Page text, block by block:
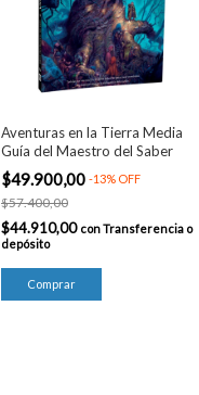
Aventuras en la Tierra Media
Guía del Maestro del Saber
$49.900,00 -13% OFF
$57.400,00
$44.910,00 conTransferencia o
depósito